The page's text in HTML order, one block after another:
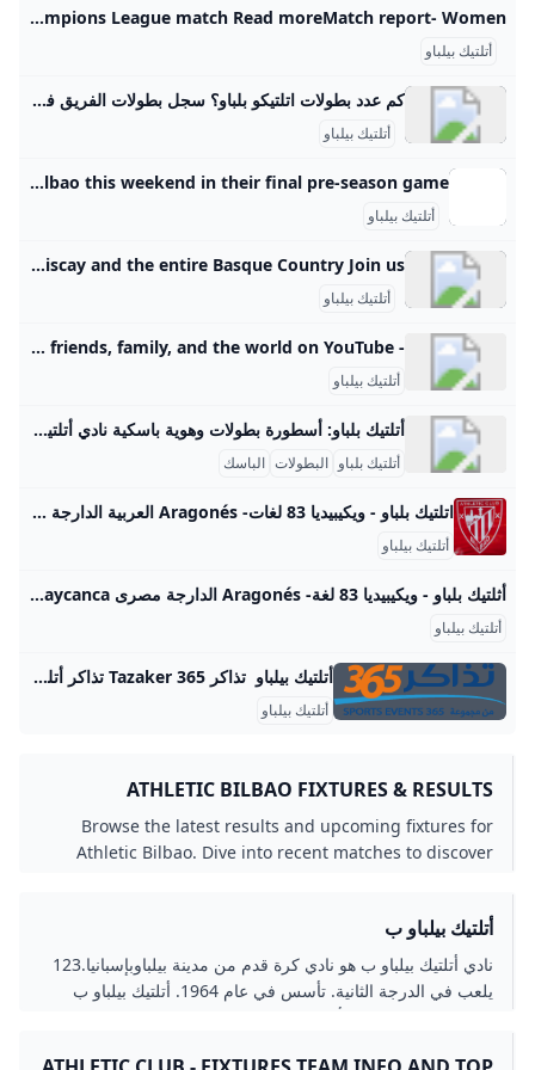
Athletic Club - Athletic Clubs Official Website Bilbao Athletic Club’s Official Website · Latest news, Footballers, Match tickets, Museum and San Mames Tour tickets and Official shop Matchday 3FinishedReal Betis 97’Bakambu 1-2Athletic Club- Bartra60’ (o.g.) Paredes85' Athletic remain unbeatable See match report- First Team Valverde: “We’re very happy with these wins” Read more- First Team Iñigo Ruiz de Galarreta medical report Read more- Club Athletic host Arsenal at San Mames for first Champions League match Read moreMatch report- Women
أتلتيك بيلباو
كم عدد بطولات اتلتيكو بلباو؟ سجل بطولات الفريق فاز ببطولة الدوري الإسباني الدرجة الأولى لـكرة القدم 8 مرات من أصل 80 مشاركة، آخرها موسم 1984. فاز بكأس الملك 25 مرة، آخرها عام 2024. فاز بكأس السوبر الإسـبانية ثلاث مرات عام 1984 و2015 وعام 2021.
أتلتيك بيلباو
Athletic Bilbao Get the latest Athletic Bilbao news, transfer rumours, fixtures, live blogs, injury updates, results and player statistics from talkSPORT talkSPORT BET Podcasts Competitions Betting Fan Network Join The Dugout Shopping Ireland Betting Canada Betting Arsenal are taking on Bilbao this weekend in their final pre-season game
أتلتيك بيلباو
Athletic Club de Bilbao a unique model and an international example in professional sport - Bizkaia Talent El conjunto rojiblanco (esos son sus colores) está considerado como uno de los clubs históricos del fútbol del Estado.The red and white team (their colours) is considered to be one of the historic football clubs in Spain.Zuri-gorrien taldea (horiek dira taldearen koloreak) Estatuko futbol-klub historikoetariko bat da. Get to know us Be part of the largest highly professional Network connected to Bilbao - Bay of Biscay and the entire Basque Country Join us:
أتلتيك بيلباو
- YouTube Enjoy the videos and music you love, upload original content, and share it all with friends, family, and the world on YouTube.
أتلتيك بيلباو
أتلتيك بلباو: أسطورة بطولات وهوية باسكية نادي أتلتيك بلباو هو واحد من أعرق الأندية الإسبانية وأكثرها تميزًا في تاريخ كرة القدم بإسبانيا، ويتميز بفلسفة فريدة اعتمدت على تواجد اللاعبين من إقليم الباسك فقط، مما شكل هويته الوطنية القوية وربط الفريق بإقليم الباسك بشدة. تاريخ النادي وبداياته تأسس أتلتيك بلباو في أواخر تسعينيات القرن التاسع عشر (1898 أو 1901 حسب المصدر) على أيدي طلاب ومن عمال بريطانيين في ميناء بلباو. كان الميناء مركزًا صناعيًا هامًا يجذب عددًا من العمال البريطانيين الذين عرفوا كرة القدم وجلبوها معهم إلى المنطقة، حيث بدأ الفريق بمباريات محلية ثم شارك في أولى بطولات كأس ملك إسبانيا عام 1902 تحت اسم “بيزكايا” وفاز بالكأس حينها، وفي عام 1903 تم تغيير اسم الفريق إلى أتلتيك بلباو رسميًا.
أتلتيك بلباو البطولات الباسك
اتلتيك بلباو - ويكيبيديا 83 لغات- Aragonés العربية الدارجة Asturianu Azərbaycanca تۆرکجه Basa Bali Беларуская Беларуская (
أتلتيك بيلباو
أثلتيك بلباو - ويكيبيديا 83 لغة- Aragonés الدارجة مصرى Asturianu Azərbaycanca تۆرکجه Basa Bali Беларуская Беларуская (тара
أتلتيك بيلباو
أتلتيك بيلباو تذاكر Tazaker 365 تذاكر أتلتيك بيلباو - ابحث واشتري تذاكر لأحداث رياضية حول العالم بلباو, اسبانيا - ملعب سان ماميسبلباو, اسبانيا - ملعب سان ماميسفالنسيا, اسبانيا - ملعب ميستالابلباو, اسبانيا - ملعب سان ماميسفياريال, اسبانيا - ملعب فياريالدورتموند, ألمانيا - سغنال إدونا بارك (فيسيرشتاديون) بلباو, اسبانيا - ملعب سان ماميسإلتشي, اسبانيا - ستاديو مانويل مارتينز فاليروبلباو, اسبانيا - ملعب سان ماميسبلباو, اسبانيا - ملعب سان ماميسسان سيباستيان, اسبانيا - ملعب انويتانيوكاسل, انكلترا - سانت جيمس باركبلباو, اسبانيا - ملعب سان ماميسبرشلونة, اسبانيا - كامب نوبراغ, الجمهورية التشيكية - ملعب عيدن
أتلتيك بيلباو
ATHLETIC BILBAO FIXTURES & RESULTS
GOAL.COM
Browse the latest results and upcoming fixtures for
Athletic Bilbao. Dive into recent matches to discover
أتلتيك بيلباو ب
نادي أتلتيك بيلباو ب هو نادي كرة قدم من مدينة بيلباوبإسبانيا.123
يلعب في الدرجة الثانية. تأسس في عام 1964. أتلتيك بيلباو ب
الشعار الاسم الكامل تأسس عام الملعب البلد الدوري الإدارة